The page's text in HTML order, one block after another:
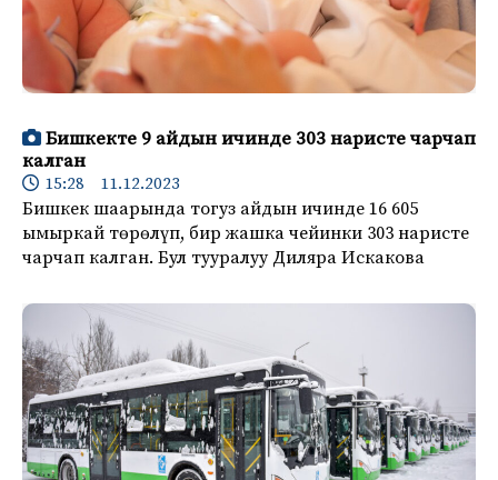
Бишкекте 9 айдын ичинде 303 наристе чарчап
калган
15:28 11.12.2023
Бишкек шаарында тогуз айдын ичинде 16 605
ымыркай төрөлүп, бир жашка чейинки 303 наристе
чарчап калган. Бул тууралуу Диляра Искакова